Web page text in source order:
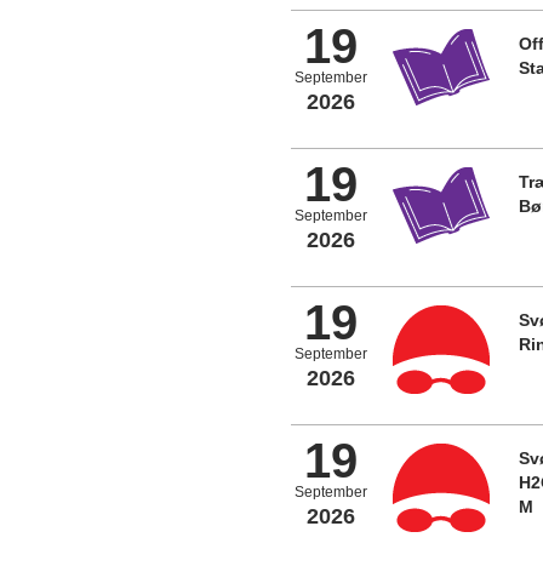
19
September
2026
19
September
2026
19
September
2026
19
September
2026
M